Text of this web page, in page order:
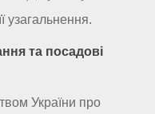
узагальнення.
та посадові
України про